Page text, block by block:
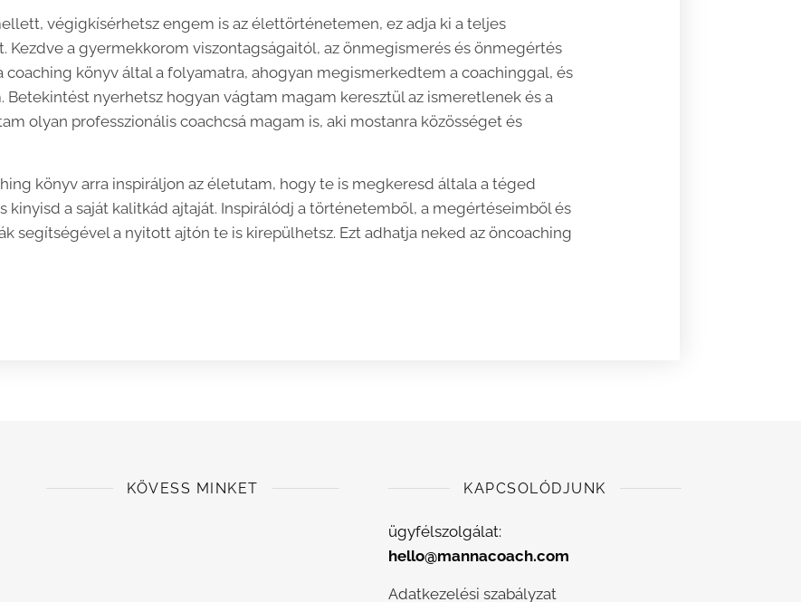
végigkísérhetsz engem is az élettörténetemen, ez adja ki a teljes
Kezdve a gyermekkorom viszontagságaitól, az önmegismerés és önmegértés
coaching könyv által a folyamatra, ahogyan megismerkedtem a coachinggal, és
nyerhetsz hogyan vágtam magam keresztül az ismeretlenek és a
olyan professzionális coachcsá magam is, aki mostanra közösséget és
könyv arra inspiráljon az életutam, hogy te is megkeresd általa a téged
kinyisd a saját kalitkád ajtaját. Inspirálódj a történetemből, a megértéseimből és
segítségével a nyitott ajtón te is kirepülhetsz. Ezt adhatja neked az öncoaching
KÖVESS MINKET KAPCSOLÓDJUNK
ügyfélszolgálat:
hello@mannacoach.com
Adatkezelési szabályzat